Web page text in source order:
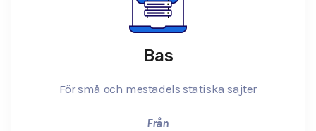
Bas
För små och mestadels statiska sajter
Från